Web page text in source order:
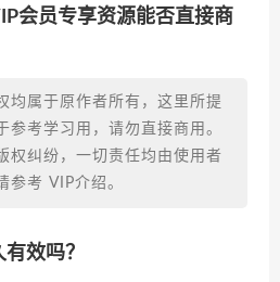
会员专享资源能否直接商
均属于原作者所有，这里所提
参考学习用，请勿直接商用。
权纠纷，一切责任均由使用者
参考 VIP介绍。
效吗？